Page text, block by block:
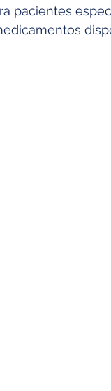
pacientes